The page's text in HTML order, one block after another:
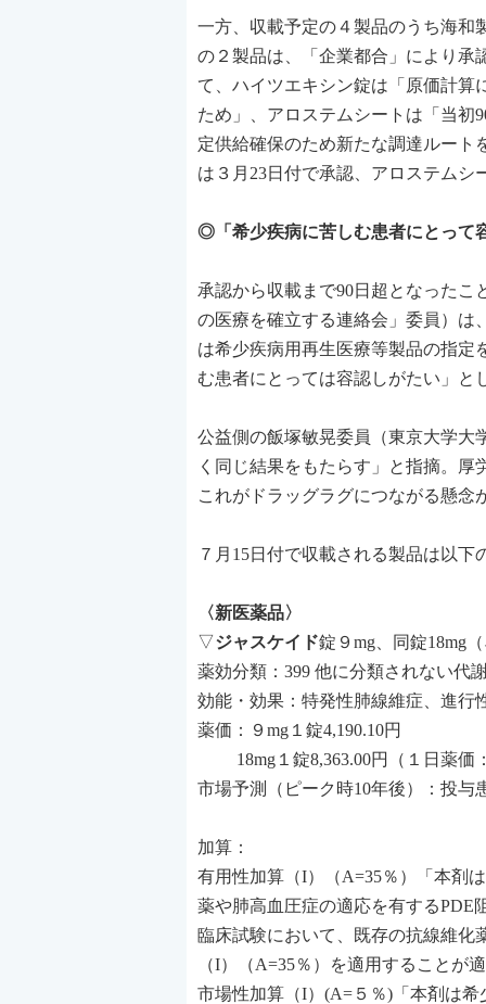
一方、収載予定の４製品のうち海和
の２製品は、「企業都合」により承
て、ハイツエキシン錠は「原価計算
ため」、アロステムシートは「当初
定供給確保のため新たな調達ルート
は３月23日付で承認、アロステム
◎「希少疾病に苦しむ患者にとって
承認から収載まで90日超となった
の医療を確立する連絡会」委員）は
は希少疾病用再生医療等製品の指定
む患者にとっては容認しがたい」と
公益側の飯塚敏晃委員（東京大学大
く同じ結果をもたらす」と指摘。
これがドラッグラグにつながる懸
７月15日付で収載される製品は以
〈新医薬品〉
▽ジャスケイド錠９mg、同錠18mg
薬効分類：399 他に分類されない代
効能・効果：特発性肺線維症、進行
薬価：９mg１錠4,190.10円
18mg１錠8,363.00円（１日薬価
市場予測（ピーク時10年後）：投与
加算：
有用性加算（I）（A=35％）「本剤
薬や肺高血圧症の適応を有するPDE
臨床試験において、既存の抗線維化
（I）（A=35％）を適用することが
市場性加算（I）(A=５％)「本剤は